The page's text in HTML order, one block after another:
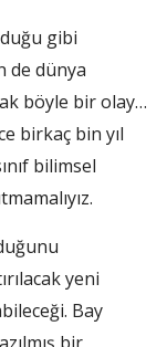
gibi
de dünya
böyle bir olay…
birkaç bin yıl
bilimsel
yeni
Bay